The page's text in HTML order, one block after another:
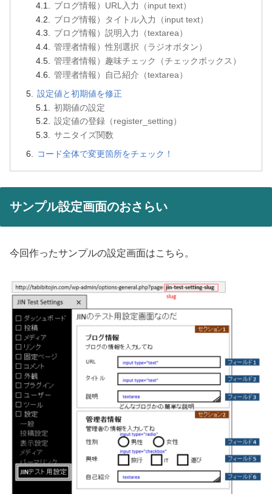
ブログ情報）URL入力（input text）
ブログ情報）タイトル入力（input text）
ブログ情報）説明入力（textarea）
管理者情報）性別選択（ラジオボタン）
管理者情報）趣味チェック（チェックボックス）
管理者情報）自己紹介（textarea）
設定値と初期値を修正
初期値の設定
設定値の登録（register_setting）
サニタイズ関数
コード全体で変更箇所をチェック！
サンプル設定画面のおさらい
今回作ったサンプルの設定画面はこちら。